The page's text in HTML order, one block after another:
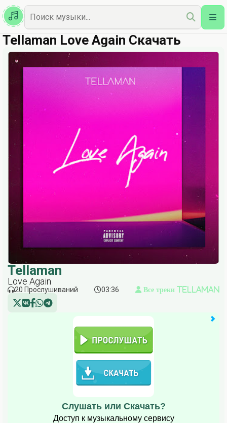
Казахская
Наш Топ
Tellaman Love Again Скачать
Tellaman
Love Again
20 Прослушиваний 03:36 Все треки Tellaman
Слушать или Скачать?
Доступ к музыкальному сервису